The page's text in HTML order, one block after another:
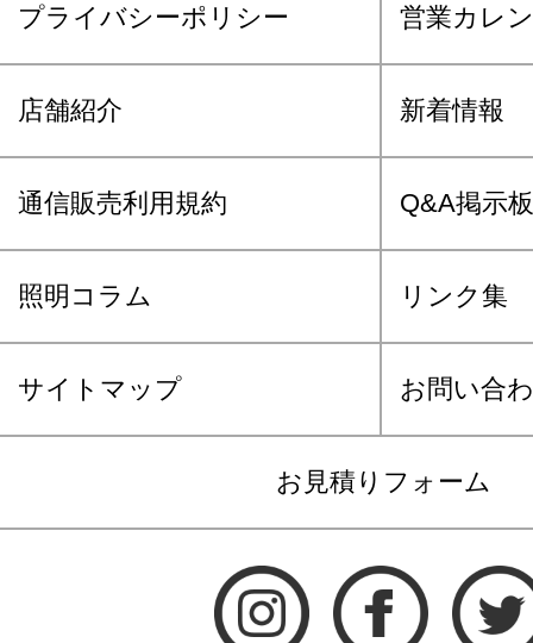
プライバシーポリシー 営業カレ
店舗紹介 新着情報
通信販売利用規約 Q&A掲示板
照明コラム リンク集
サイトマップ お問い合
お見積りフォーム